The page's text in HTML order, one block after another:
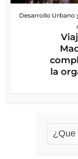
Desarrollo Urbano
la